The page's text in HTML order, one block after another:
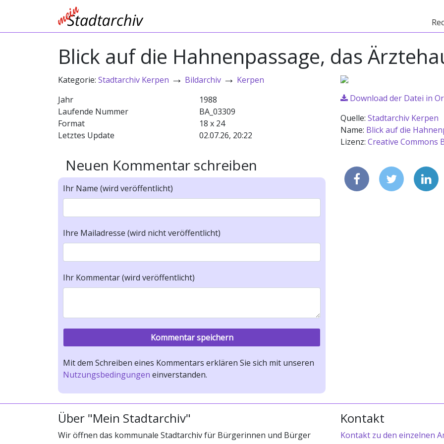
Blick auf die Hahnenpassage, das
Kategorie: Stadtarchiv Kerpen → Bildarchiv → Kerpen
Jahr
1988
Laufende Nummer
BA_03309
Format
18 x 24
Letztes Update
02.07.26, 20:22
Neuen Kommentar schreiben
Ihr Name (wird veröffentlicht)
Ihre Mailadresse (wird nicht veröffentlicht)
Ihr Kommentar (wird veröffentlicht)
Mit dem Schreiben eines Kommentars erklären Sie sich mit unseren
Nutzungsbedingungen einverstanden.
Download der Datei in
Quelle: Stadtarchiv Kerpen
Name: Blick auf die
Lizenz: Creative Commons
Über "Mein Stadtarchiv"
Wir öffnen das kommunale Stadtarchiv für Bürgerinnen und Bürger
Kontakt
Kontakt zu den einzelnen